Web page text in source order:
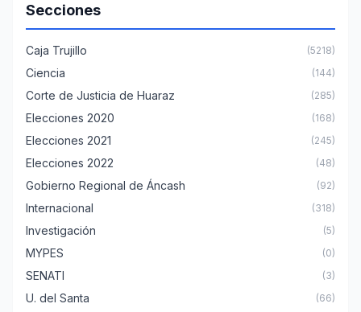
Secciones
Caja Trujillo (5218)
Ciencia (144)
Corte de Justicia de Huaraz (285)
Elecciones 2020 (168)
Elecciones 2021 (245)
Elecciones 2022 (48)
Gobierno Regional de Áncash (92)
Internacional (318)
Investigación (5)
MYPES (0)
SENATI (3)
U. del Santa (66)